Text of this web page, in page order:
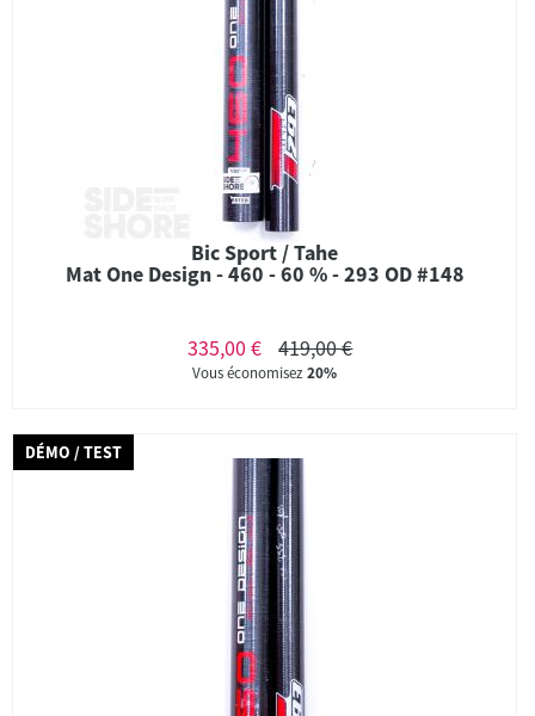
Bic Sport / Tahe
Mat One Design - 460 - 60 % - 293 OD #148
335,00 € 419,00 €
Vous économisez20%
DÉMO / TEST